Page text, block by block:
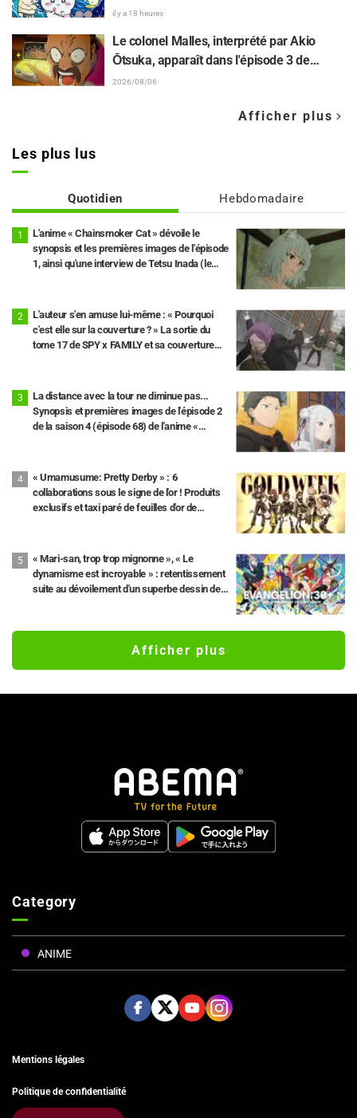
» suscite des réactions surprises face au
», « Ça ne parle que de travail »
il y a 18 heures
Le colonel Malles, interprété par Akio
Ōtsuka, apparaît dans l'épisode 3 de
l'anime TV « The Ghost in the Shell » !
2026/08/06
Afficher plus
Les plus lus
Quotidien Hebdomadaire
L'anime « Chainsmoker Cat » dévoile le
synopsis et les premières images de l'épisode
1, ainsi qu'une interview de Tetsu Inada (le
L'auteur s'en amuse lui-même : « Pourquoi
c'est elle sur la couverture ? » La sortie du
tome 17 de SPY x FAMILY et sa couverture
La distance avec la tour ne diminue pas...
Synopsis et premières images de l'épisode 2
de la saison 4 (épisode 68) de l'anime «
« Umamusume: Pretty Derby » : 6
collaborations sous le signe de l'or ! Produits
exclusifs et taxi paré de feuilles d'or de
« Mari-san, trop trop mignonne », « Le
dynamisme est incroyable » : retentissement
suite au dévoilement d'un superbe dessin de
combinaison Plugsuit
Afficher plus
Category
ANIME
Mentions légales
Politique de confidentialité